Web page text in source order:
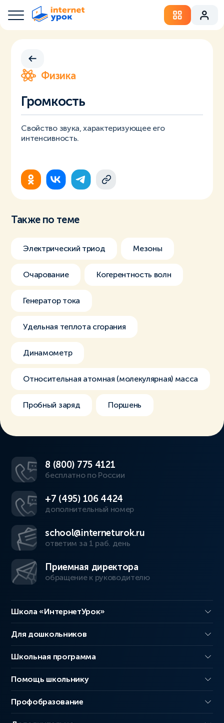
Физика
Громкость
Свойство звука, характеризующее его
интенсивность.
Также по теме
Электрический триод Мезоны
Очарование Когерентность волн
Генератор тока
Удельная теплота сгорания
Динамометр
Относительная атомная (молекулярная) масса
Пробный заряд Поршень
8 (800) 775 4121
бесплатно по России
+7 (495) 106 4424
дополнительный номер
school@interneturok.ru
ответим за 1 раб. день
Приемная директора
обращение к руководителю
Школа «ИнтернетУрок»
Для дошкольников
Школьная программа
Помощь школьнику
Профобразование